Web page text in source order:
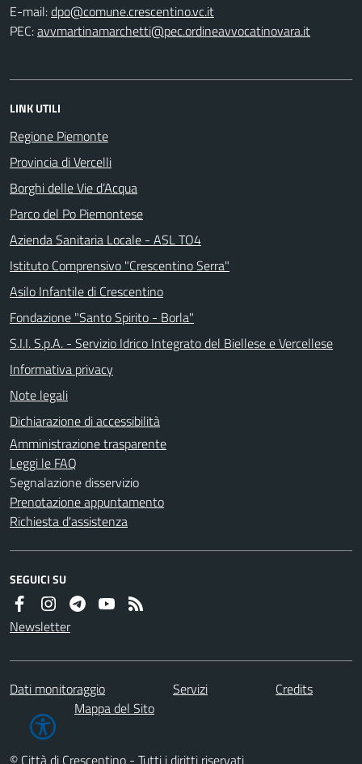
E-mail:
PEC:
LINK UTILI
Regione Piemonte
Provincia di Vercelli
Borghi delle Vie d’Acqua
Parco del Po Piemontese
Azienda Sanitaria Locale - ASL TO4
Istituto Comprensivo "Crescentino Serra"
Asilo Infantile di Crescentino
Fondazione "Santo Spirito - Borla"
S.I.I. S.p.A. - Servizio Idrico Integrato del Biellese e Vercellese
Informativa privacy
Note legali
Dichiarazione di accessibilità
Amministrazione trasparente
Leggi le FAQ
Segnalazione disservizio
Prenotazione appuntamento
Richiesta d'assistenza
SEGUICI SU
Newsletter
Dati monitoraggio Servizi
Credits
Mappa del Sito
© Città di Crescentino - Tutti i diritti riservati